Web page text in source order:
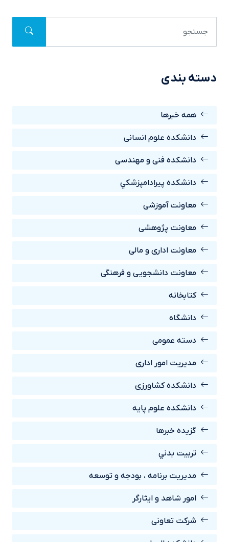
دسته بندی
همه خبرها
دانشکده علوم انسانی
دانشکده فنی و مهندسی
دانشکده پيرادامپزشکي
معاونت آموزشی
معاونت پژوهشی
معاونت اداری و مالی
معاونت دانشجویی و فرهنگی
کتابخانه
دانشگاه
دسته عمومی
مدیریت امور اداری
دانشکده کشاورزی
دانشکده علوم پایه
گزیده خبرها
تربيت بدني
مديريت برنامه ، بودجه و توسعه
امور شاهد و ايثارگر
شرکت تعاونی